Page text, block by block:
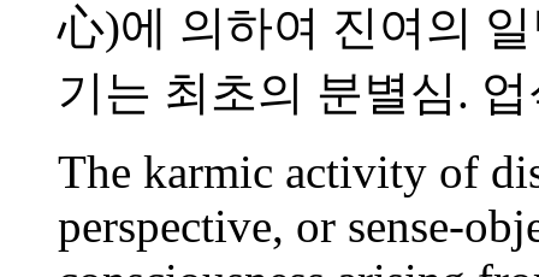
心)에 의하여 진여의
기는 최초의 분별심.
The karmic activity of
perspective, or sense-